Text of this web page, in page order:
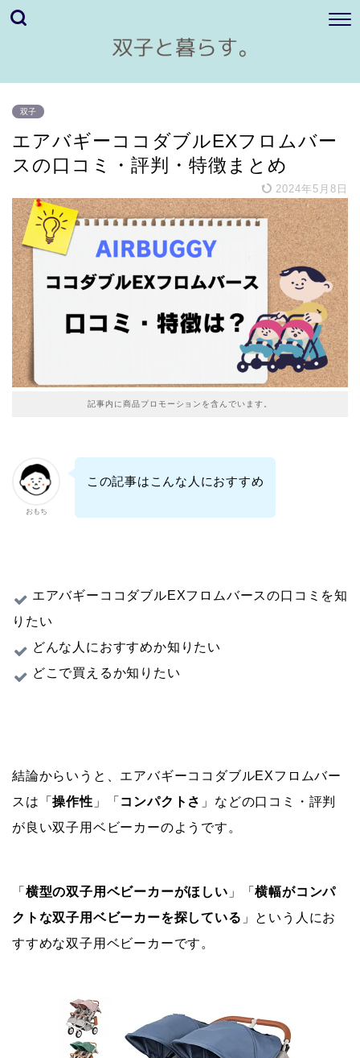
双子
エアバギーココダブルEXフロムバー
スの口コミ・評判・特徴まとめ
2024年5月8日
記事内に商品プロモーションを含んでいます。
おもち
この記事はこんな人におすすめ
エアバギーココダブルEXフロムバースの口コミを知
りたい
どんな人におすすめか知りたい
どこで買えるか知りたい
結論からいうと、エアバギーココダブルEXフロムバー
スは「操作性 」「 コンパクトさ 」などの口コミ・評判
が良い双子用ベビーカーのようです。
「 横型の双子用ベビーカーがほしい 」「横幅がコンパ
クトな双子用ベビーカーを探している 」という人にお
すすめな双子用ベビーカーです。